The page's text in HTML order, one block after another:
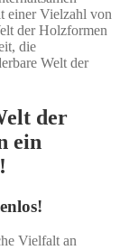
einer Vielzahl von
der Holzformen
die
Welt der
der
ein
Vielfalt an